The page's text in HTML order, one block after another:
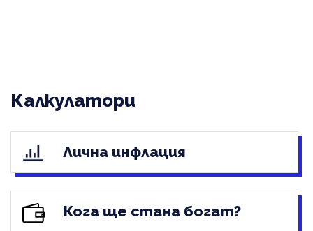
Калкулатори
Лична инфлация
Кога ще стана богат?